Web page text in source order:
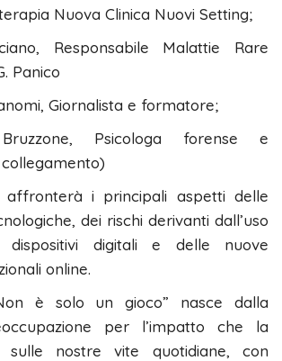
Nuova Clinica Nuovi Setting;
Responsabile Malattie Rare
Panico
Giornalista e formatore;
Psicologa forense e
i principali aspetti delle
dei rischi derivanti dall’uso
dispositivi digitali e delle nuove
online.
è solo un gioco” nasce dalla
per l’impatto che la
sulle nostre vite quotidiane, con